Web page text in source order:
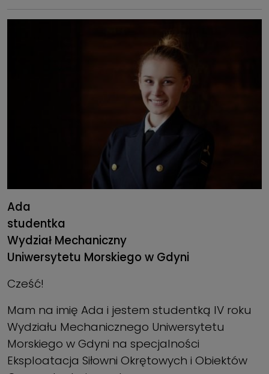
Ada
studentka
Wydział Mechaniczny
Uniwersytetu Morskiego w Gdyni
Cześć!
Mam na imię Ada i jestem studentką IV roku
Wydziału Mechanicznego Uniwersytetu
Morskiego w Gdyni na specjalności
Eksploatacja Siłowni Okrętowych i Obiektów